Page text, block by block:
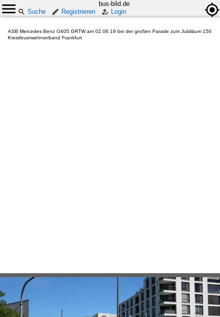
bus-bild.de
Suche
Registrieren Login
ASB Mercedes Benz O405 GRTW am 02.06.19 bei der großen Parade zum Jubiläum 150
Kreisfeuerwehrverband Frankfurt